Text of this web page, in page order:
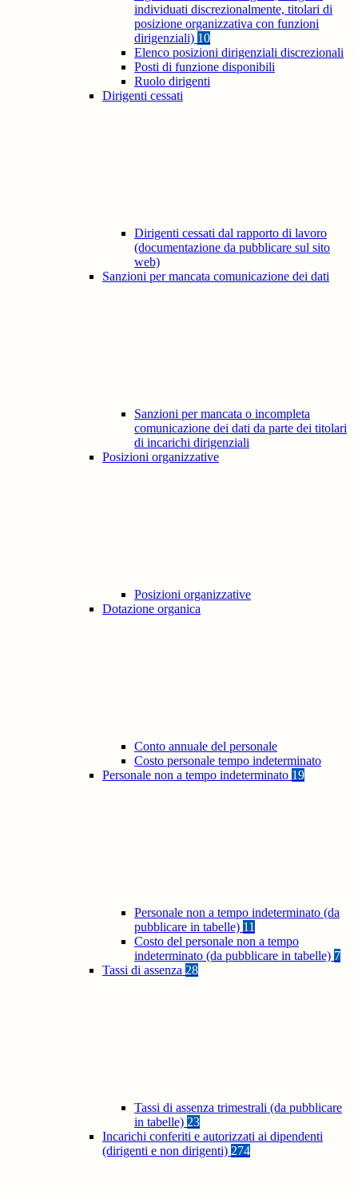
individuati discrezionalmente, titolari di
posizione organizzativa con funzioni
dirigenziali) 10
Elenco posizioni dirigenziali discrezionali
Posti di funzione disponibili
Ruolo dirigenti
Dirigenti cessati
Dirigenti cessati dal rapporto di lavoro
(documentazione da pubblicare sul sito
web)
Sanzioni per mancata comunicazione dei dati
Sanzioni per mancata o incompleta
comunicazione dei dati da parte dei titolari
di incarichi dirigenziali
Posizioni organizzative
Posizioni organizzative
Dotazione organica
Conto annuale del personale
Costo personale tempo indeterminato
Personale non a tempo indeterminato 19
Personale non a tempo indeterminato (da
pubblicare in tabelle) 11
Costo del personale non a tempo
indeterminato (da pubblicare in tabelle) 7
Tassi di assenza 28
Tassi di assenza trimestrali (da pubblicare
in tabelle) 23
Incarichi conferiti e autorizzati ai dipendenti
(dirigenti e non dirigenti) 274